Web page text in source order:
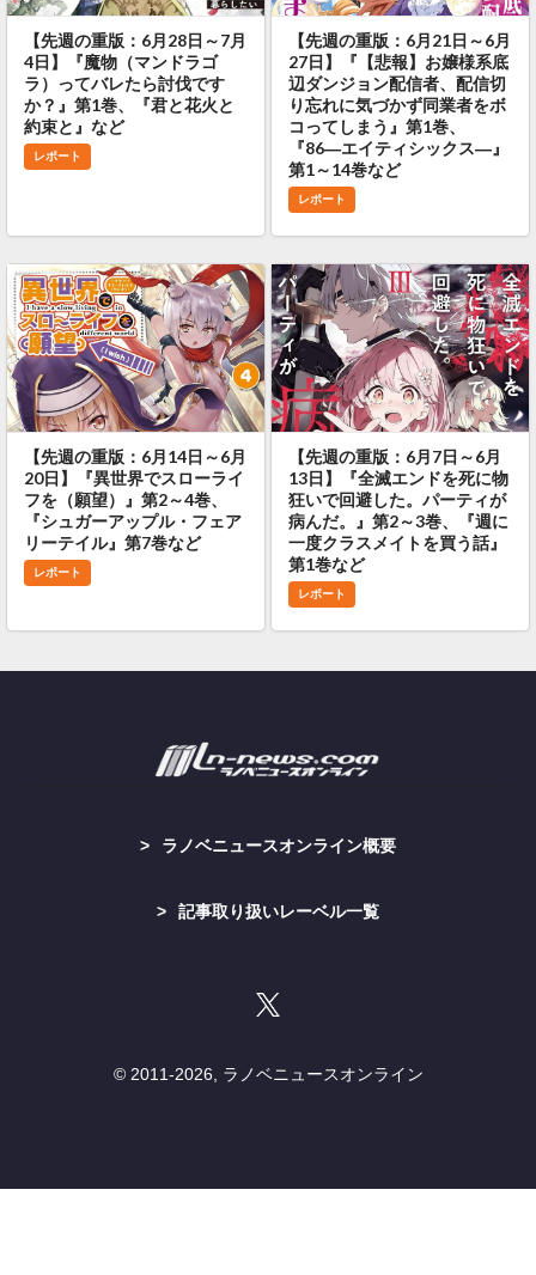
【先週の重版：6月28日～7月
4日】『魔物（マンドラゴ
ラ）ってバレたら討伐です
か？』第1巻、『君と花火と
約束と』など
レポート
【先週の重版：6月21日～6月
27日】『【悲報】お嬢様系底
辺ダンジョン配信者、配信切
り忘れに気づかず同業者をボ
コってしまう』第1巻、
『86―エイティシックス―』
第1～14巻など
レポート
【先週の重版：6月14日～6月
20日】『異世界でスローライ
フを（願望）』第2～4巻、
『シュガーアップル・フェア
リーテイル』第7巻など
レポート
【先週の重版：6月7日～6月
13日】『全滅エンドを死に物
狂いで回避した。パーティが
病んだ。』第2～3巻、『週に
一度クラスメイトを買う話』
第1巻など
レポート
ラノベニュースオンライン概要
記事取り扱いレーベル一覧
© 2011-2026, ラノベニュースオンライン